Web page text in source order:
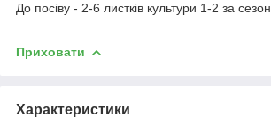
До посіву - 2-6 листків культури 1-2 за сезон
Приховати
Характеристики